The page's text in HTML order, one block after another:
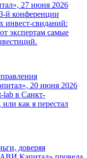
27 июня 2026
й конференции
инвест-свиданий:
экспертам самые
20 июня 2026
lab в Санкт-
как я перестал
доверяя